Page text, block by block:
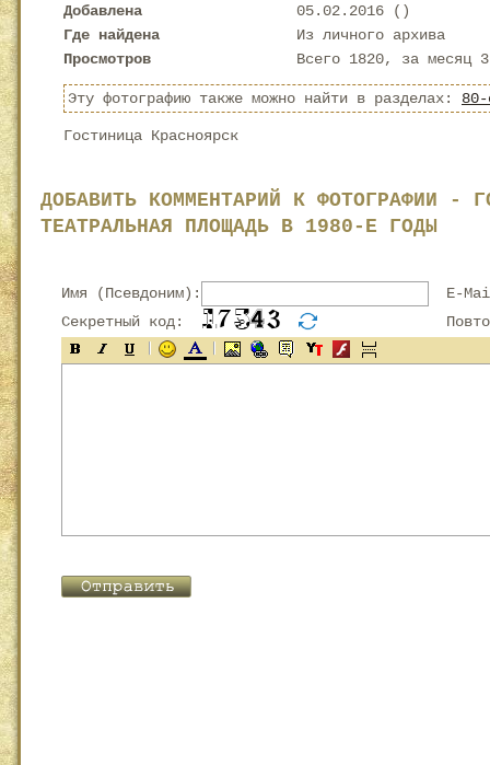
Добавлена
05.02.2016 ( )
Где найдена
Из личного архива
Просмотров
Всего 1820, за месяц
Эту фотографию также можно найти в разделах:
Гостиница Красноярск
ДОБАВИТЬ КОММЕНТАРИЙ К ФОТОГРАФИИ -
ТЕАТРАЛЬНАЯ ПЛОЩАДЬ В 1980-Е ГОДЫ
Имя (Псевдоним):
E-
Секретный код: